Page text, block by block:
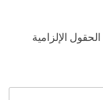
الحقول الإلزامية